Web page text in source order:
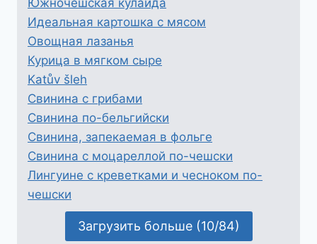
Южночешская кулайда
Идеальная картошка с мясом
Овощная лазанья
Курица в мягком сыре
Katův šleh
Свинина с грибами
Свинина по-бельгийски
Свинина, запекаемая в фольге
Свинина с моцареллой по-чешски
Лингуине с креветками и чесноком по-
чешски
Загрузить больше (10/84)